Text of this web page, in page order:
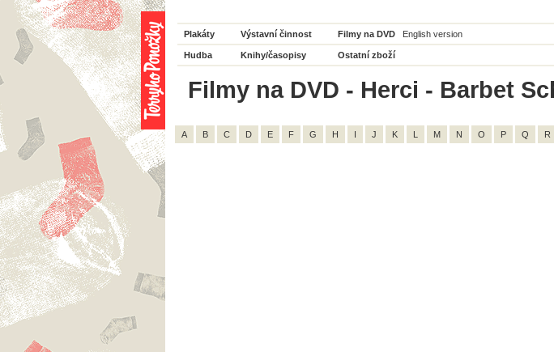
Plakáty Výstavní činnost Filmy na DVD English version
Hudba Knihy/časopisy Ostatní zboží
Filmy na DVD - Herci - Barbet
A B C D E F G H I J K L M N O P Q R